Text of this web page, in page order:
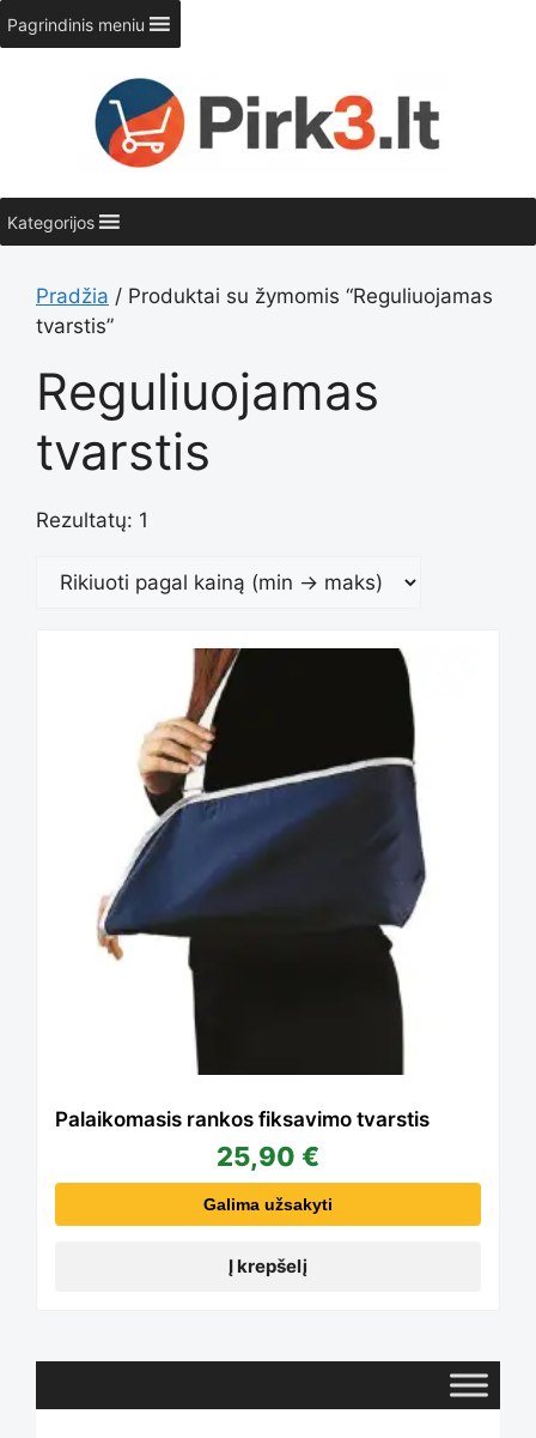
Pereiti
prie
turinio
Pagrindinis meniu
Kategorijos
Pradžia / Produktai su žymomis “Reguliuojamas
tvarstis”
Reguliuojamas
tvarstis
Rezultatų: 1
Palaikomasis rankos fiksavimo tvarstis
25,90 €
Galima užsakyti
Į krepšelį